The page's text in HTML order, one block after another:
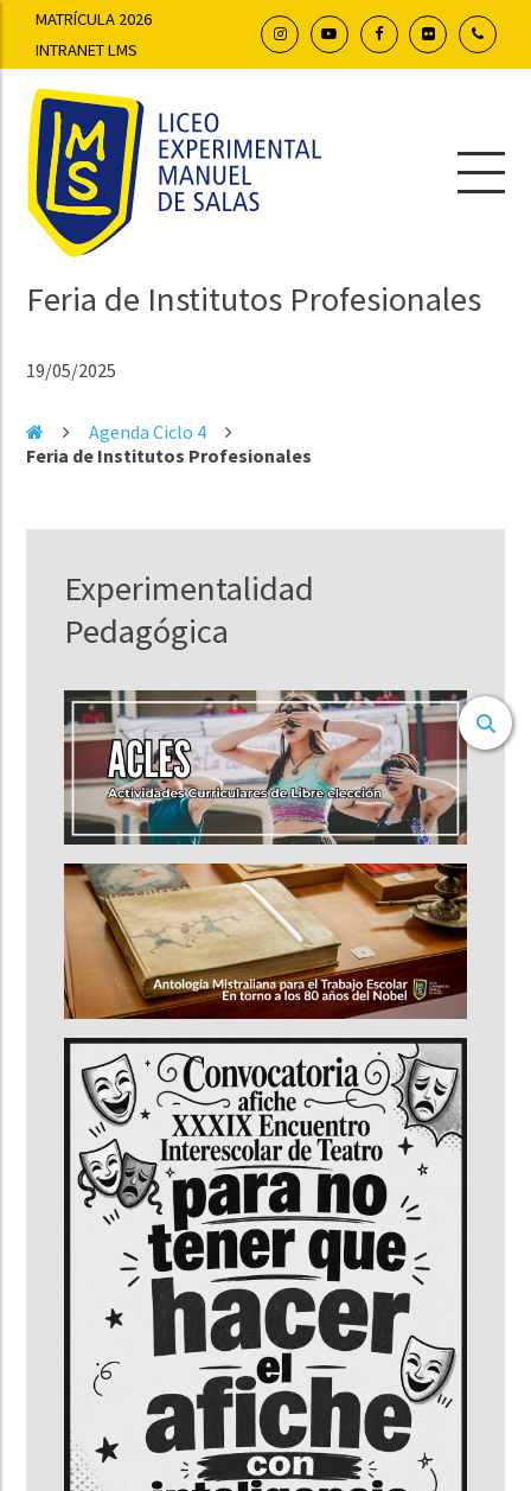
MATRÍCULA 2026
INTRANET LMS
Feria de Institutos Profesionales
19/05/2025
Agenda Ciclo 4
Feria de Institutos Profesionales
Experimentalidad
Pedagógica